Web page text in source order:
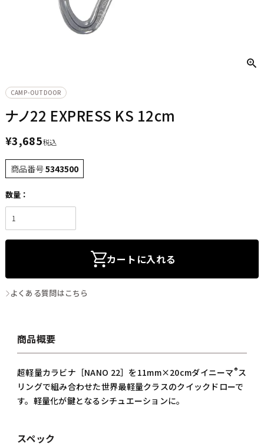
CAMP-OUTDOOR
ナノ22 EXPRESS KS 12cm
¥3,685税込
商品番号5343500
カートに入れる
よくある質問はこちら
商品概要
超軽量カラビナ［NANO 22］を11mm×20cmダイニーマ®ス
リングで組み合わせた世界最軽量クラスのクイックドローで
す。軽量化が鍵となるシチュエーションに。
スペック